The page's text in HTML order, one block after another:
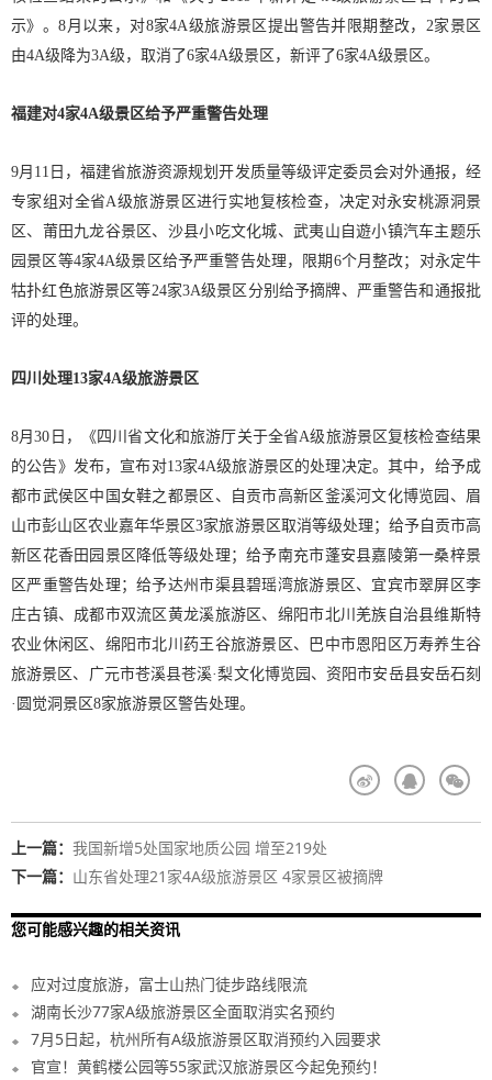
示》。8月以来，对8家4A级旅游景区提出警告并限期整改，2家景区
由4A级降为3A级，取消了6家4A级景区，新评了6家4A级景区。
福建对4家4A级景区给予严重警告处理
9月11日，福建省旅游资源规划开发质量等级评定委员会对外通报，经
专家组对全省A级旅游景区进行实地复核检查，决定对永安桃源洞景
区、莆田九龙谷景区、沙县小吃文化城、武夷山自遊小镇汽车主题乐
园景区等4家4A级景区给予严重警告处理，限期6个月整改；对永定牛
牯扑红色旅游景区等24家3A级景区分别给予摘牌、严重警告和通报批
评的处理。
四川处理13家4A级旅游景区
8月30日，《四川省文化和旅游厅关于全省A级旅游景区复核检查结果
的公告》发布，宣布对13家4A级旅游景区的处理决定。其中，给予成
都市武侯区中国女鞋之都景区、自贡市高新区釜溪河文化博览园、眉
山市彭山区农业嘉年华景区3家旅游景区取消等级处理；给予自贡市高
新区花香田园景区降低等级处理；给予南充市蓬安县嘉陵第一桑梓景
区严重警告处理；给予达州市渠县碧瑶湾旅游景区、宜宾市翠屏区李
庄古镇、成都市双流区黄龙溪旅游区、绵阳市北川羌族自治县维斯特
农业休闲区、绵阳市北川药王谷旅游景区、巴中市恩阳区万寿养生谷
旅游景区、广元市苍溪县苍溪·梨文化博览园、资阳市安岳县安岳石刻
·圆觉洞景区8家旅游景区警告处理。
上一篇： 我国新增5处国家地质公园 增至219处
下一篇： 山东省处理21家4A级旅游景区 4家景区被摘牌
您可能感兴趣的相关资讯
应对过度旅游，富士山热门徒步路线限流
湖南长沙77家A级旅游景区全面取消实名预约
7月5日起，杭州所有A级旅游景区取消预约入园要求
官宣！黄鹤楼公园等55家武汉旅游景区今起免预约！